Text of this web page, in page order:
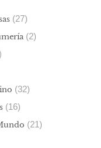
(27)
(2)
(32)
(16)
(21)